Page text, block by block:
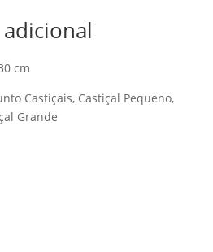
cm
Castiçais, Castiçal Pequeno,
Grande